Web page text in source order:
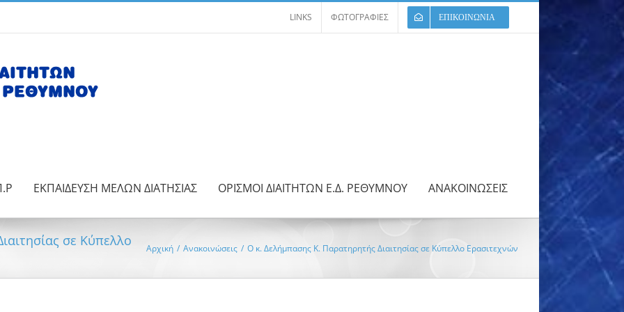
LINKS ΦΩΤΟΓΡΑΦΙΕΣ ΕΠΙΚΟΙΝΩΝΙΑ
ΕΚΠΑΙΔΕΥΣΗ ΜΕΛΩΝ ΔΙΑΤΗΣΙΑΣ ΟΡΙΣΜΟΙ ΔΙΑΙΤΗΤΩΝ Ε.Δ. ΡΕΘΥΜΝΟΥ ΑΝΑΚΟΙΝΩΣΕΙΣ
σε Κύπελλο
Αρχική / Ανακοινώσεις / Ο κ. Δελήμπασης Κ. Παρατηρητής Διαιτησίας σε Κύπελλο Ερασιτεχνών